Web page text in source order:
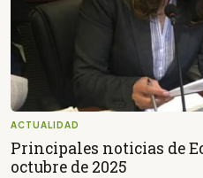
ACTUALIDAD
Principales noticias de
octubre de 2025